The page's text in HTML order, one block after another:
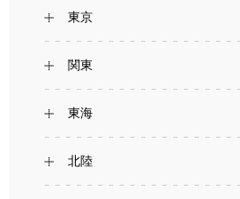
東京
関東
東海
北陸